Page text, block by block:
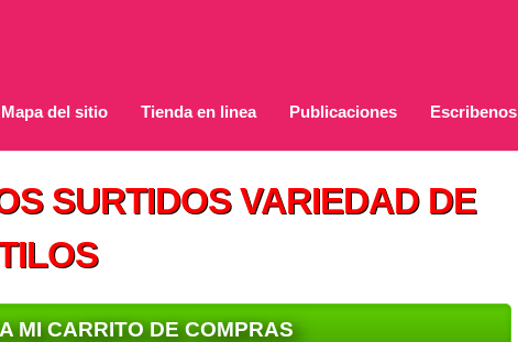
Mapa del sitio Tienda en linea Publicaciones Escribenos
SURTIDOS VARIEDAD DE
MI CARRITO DE COMPRAS